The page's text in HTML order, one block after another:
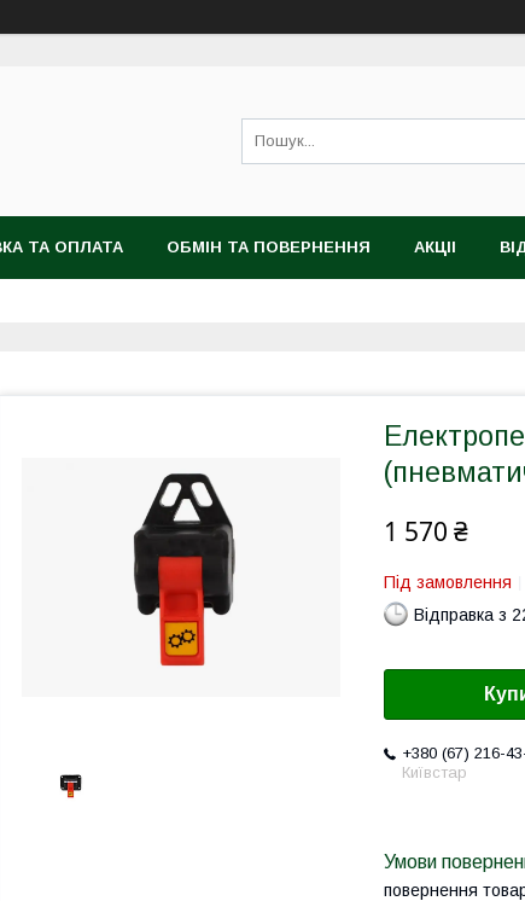
ТА ОПЛАТА ОБМІН ТА ПОВЕРНЕННЯ АКЦІІ
1 570 ₴
Під замовлення
Відправка з
+380 (67) 216-
Київстар
повернення